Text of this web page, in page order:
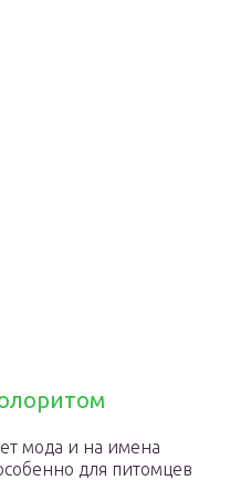
мода и на имена
для питомцев